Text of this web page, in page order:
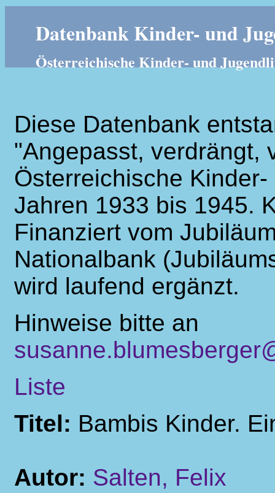
Datenbank Kinder- und
Österreichische Kinder- und
Diese Datenbank
"Angepasst, verdrängt,
Österreichische
Jahren 1933 bis 1945.
Finanziert vom
Nationalbank
wird laufend ergänzt.
Hinweise bitte an
Liste
Titel: Bambis Kinder.
Autor: Salten, Felix